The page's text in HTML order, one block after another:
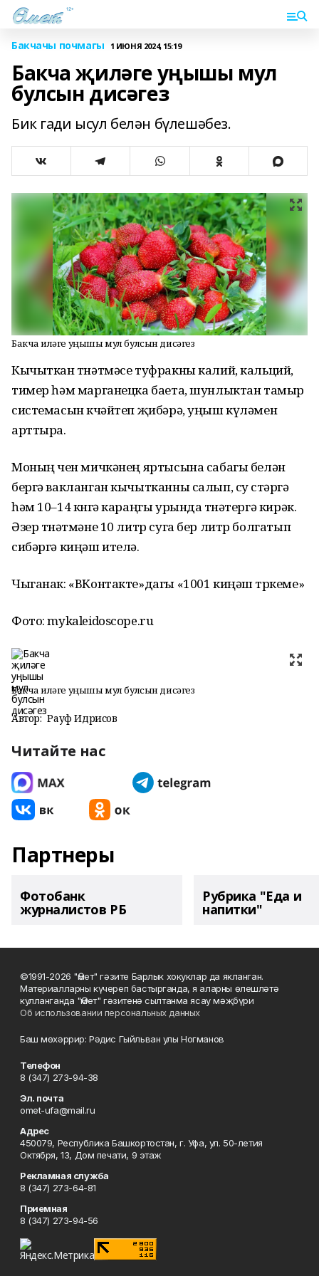
Бакчачы почмагы 1 ИЮНЯ 2024, 15:19
Бакча җиләге уңышы мул
булсын дисәгез
Бик гади ысул белән бүлешәбез.
Бакча җиләге уңышы мул булсын дисәгез
Кычыткан төнәтмәсе туфракны калий, кальций,
тимер һәм марганецка баета, шунлыктан тамыр
системасын көчәйтеп җибәрә, уңыш күләмен
арттыра.
Моның өчен мичкәнең яртысына сабагы белән
бергә вакланган кычытканны салып, су өстәргә
һәм 10–14 көнгә караңгы урында төнәтергә кирәк.
Әзер төнәтмәне 10 литр суга бер литр болгатып
сибәргә киңәш ителә.
Чыганак: «ВКонтакте»дагы «1001 киңәш төркеме»
Фото: mykaleidoscope.ru
Бакча җиләге уңышы мул булсын дисәгез
Автор: Рауф Идрисов
Читайте нас
Партнеры
Фотобанк
журналистов РБ
Рубрика "Еда и
напитки"
©1991-2026 "Өмет" гәзите Барлык хокуклар да якланган.
Материалларны күчереп бастырганда, я аларны өлешләтә
кулланганда "Өмет" гәзитенә сылтанма ясау мәҗбүри
Об использовании персональных данных
Баш мөхәррир: Рәдис Гыйльван улы Ногманов
Телефон
8 (347) 273-94-38
Эл. почта
omet-ufa@mail.ru
Адрес
450079, Республика Башкортостан, г. Уфа, ул. 50-летия
Октября, 13, Дом печати, 9 этаж
Рекламная служба
8 (347) 273-64-81
Приемная
8 (347) 273-94-56